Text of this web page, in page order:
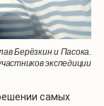
Берёзкин и Пасока.
экспедиции
самых